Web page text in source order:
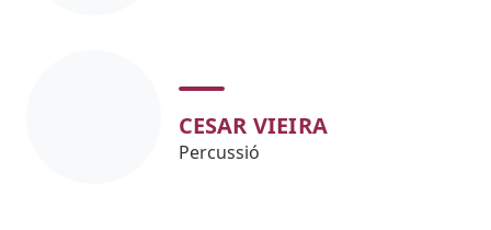
CESAR VIEIRA
Percussió